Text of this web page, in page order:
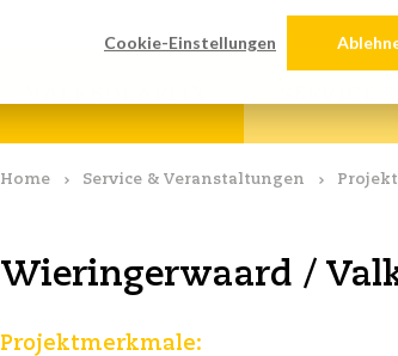
Cookie-Einstellungen
Home Service & Veranstaltungen
Wieringerwaard /
Projektmerkmale: